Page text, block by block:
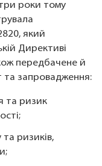
роки тому
який
Директиві
передбачене й
та запровадження:
та ризик
ризиків,